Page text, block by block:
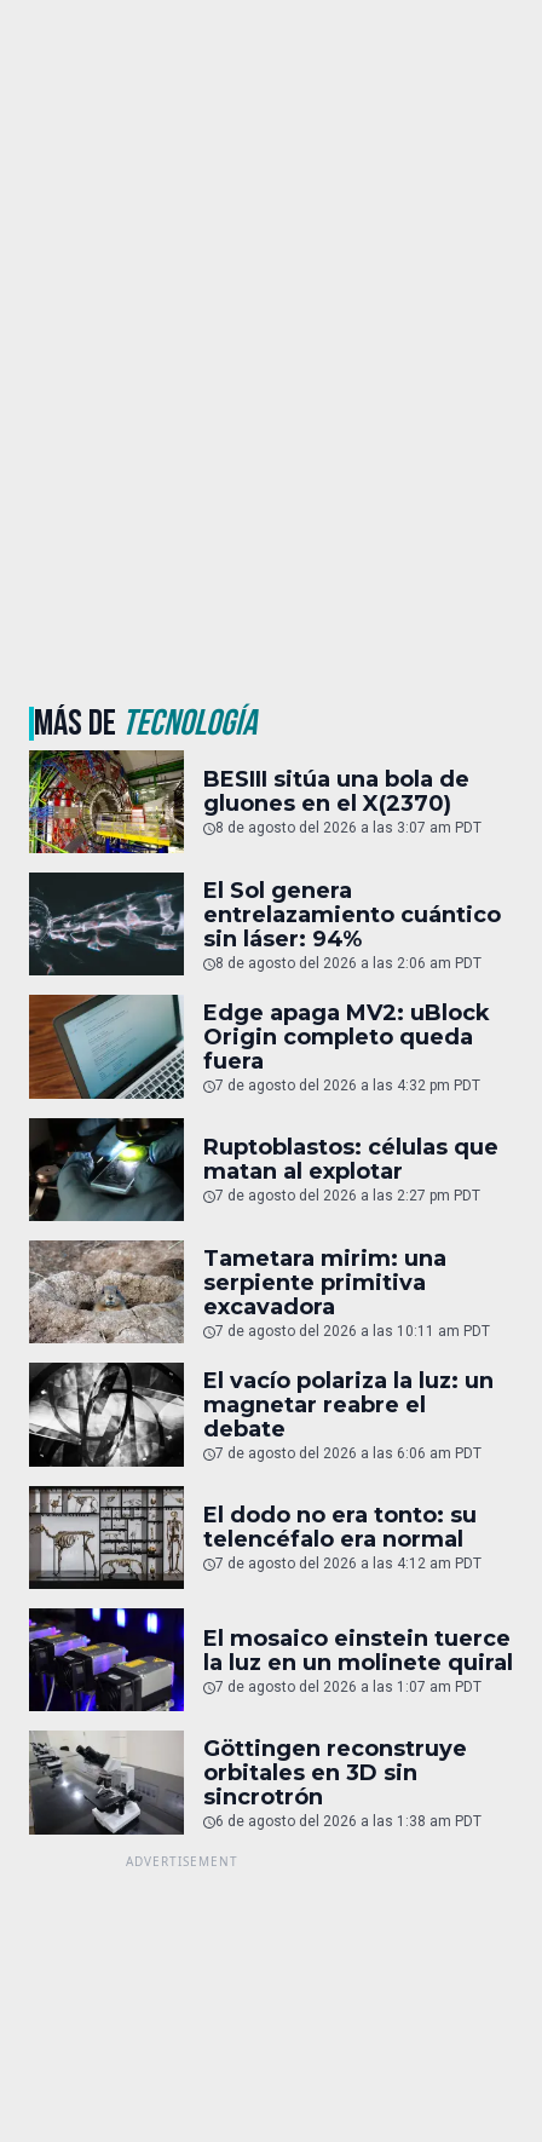
MÁS DE TECNOLOGÍA
BESIII sitúa una bola de
gluones en el X(2370)
8 de agosto del 2026 a las 3:07 am PDT
El Sol genera
entrelazamiento cuántico
sin láser: 94%
8 de agosto del 2026 a las 2:06 am PDT
Edge apaga MV2: uBlock
Origin completo queda
fuera
7 de agosto del 2026 a las 4:32 pm PDT
Ruptoblastos: células que
matan al explotar
7 de agosto del 2026 a las 2:27 pm PDT
Tametara mirim: una
serpiente primitiva
excavadora
7 de agosto del 2026 a las 10:11 am PDT
El vacío polariza la luz: un
magnetar reabre el
debate
7 de agosto del 2026 a las 6:06 am PDT
El dodo no era tonto: su
telencéfalo era normal
7 de agosto del 2026 a las 4:12 am PDT
El mosaico einstein tuerce
la luz en un molinete quiral
7 de agosto del 2026 a las 1:07 am PDT
Göttingen reconstruye
orbitales en 3D sin
sincrotrón
6 de agosto del 2026 a las 1:38 am PDT